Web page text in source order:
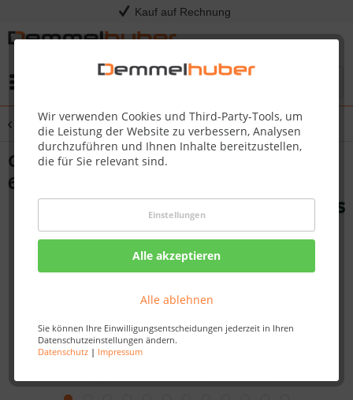
Kauf auf Rechnung
Wir verwenden Cookies und Third-Party-Tools, um
die Leistung der Website zu verbessern, Analysen
durchzuführen und Ihnen Inhalte bereitzustellen,
die für Sie relevant sind.
Einstellungen
Alle akzeptieren
Alle ablehnen
Sie können Ihre Einwilligungsentscheidungen jederzeit in Ihren
Datenschutzeinstellungen ändern.
Datenschutz| Impressum
Übersicht Grillkota
Grillkota SAMU inkl. Saunaanbau 4,26 x
6,30 m